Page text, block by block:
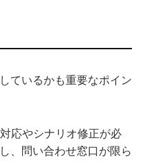
ているかも重要なポイン
応やシナリオ修正が必
、問い合わせ窓口が限ら